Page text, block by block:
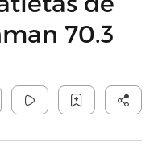
70.3